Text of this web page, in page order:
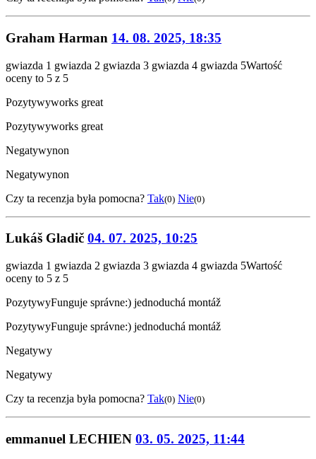
Graham Harman 14. 08. 2025, 18:35
gwiazda 1 gwiazda 2 gwiazda 3 gwiazda 4 gwiazda 5Wartość
oceny to 5 z 5
Pozytywyworks great
Pozytywyworks great
Negatywynon
Negatywynon
Czy ta recenzja była pomocna? Tak(0) Nie(0)
Lukáš Gladič 04. 07. 2025, 10:25
gwiazda 1 gwiazda 2 gwiazda 3 gwiazda 4 gwiazda 5Wartość
oceny to 5 z 5
PozytywyFunguje správne:) jednoduchá montáž
PozytywyFunguje správne:) jednoduchá montáž
Negatywy
Negatywy
Czy ta recenzja była pomocna? Tak(0) Nie(0)
emmanuel LECHIEN 03. 05. 2025, 11:44